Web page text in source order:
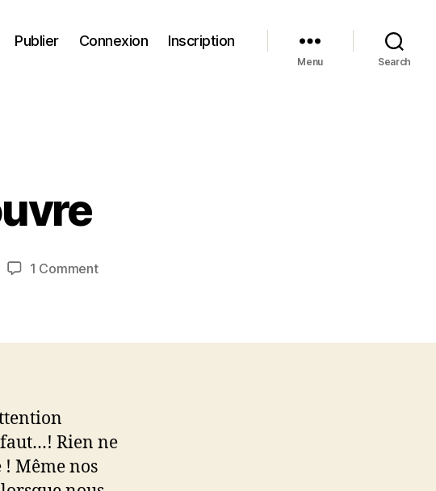
Publier Connexion Inscription
Menu Search
1 Commenton
faut…! Rien ne
Même nos